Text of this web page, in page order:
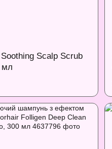
Scalp Scrub
мл